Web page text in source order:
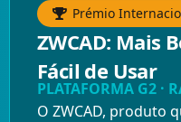
Prémio
ZWCAD: Mais
Fácil de Usar
PLATAFORMA G2 ·
O ZWCAD, produto